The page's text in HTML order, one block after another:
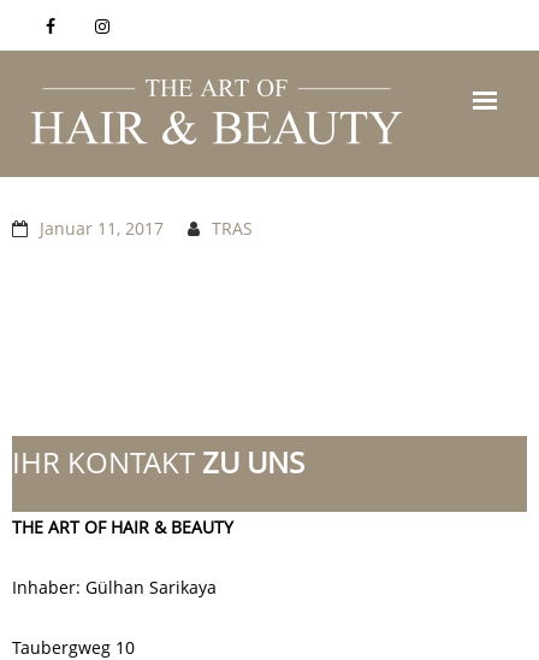
Januar 11, 2017 TRAS
IHR KONTAKT ZU UNS
THE ART OF HAIR & BEAUTY
Inhaber: Gülhan Sarikaya
Taubergweg 10